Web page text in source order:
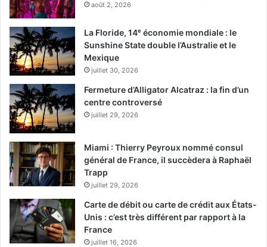
août 2, 2026
La Floride, 14ᵉ économie mondiale : le
Sunshine State double l’Australie et le
Mexique
juillet 30, 2026
Fermeture d’Alligator Alcatraz : la fin d’un
centre controversé
juillet 29, 2026
Miami : Thierry Peyroux nommé consul
général de France, il succèdera à Raphaël
Trapp
juillet 29, 2026
Carte de débit ou carte de crédit aux États-
Unis : c’est très différent par rapport à la
France
juillet 16, 2026